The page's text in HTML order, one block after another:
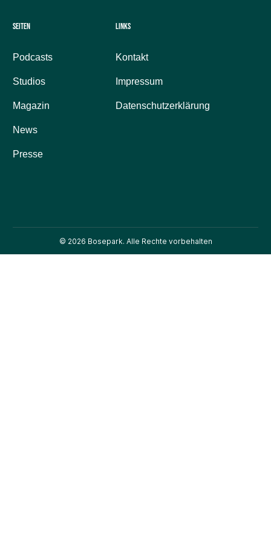
Seiten
Podcasts
Studios
Magazin
News
Presse
Links
Kontakt
Impressum
Datenschutzerklärung
© 2026 Bosepark. Alle Rechte vorbehalten